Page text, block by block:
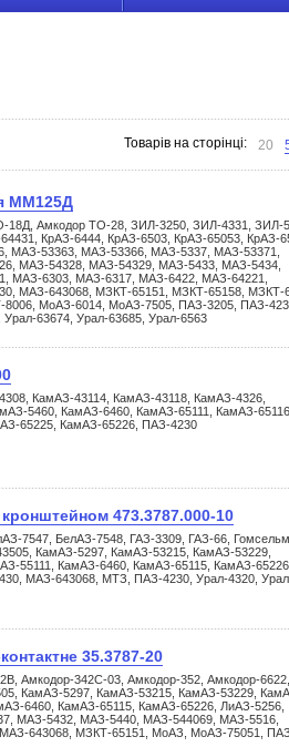
Товарів на сторінці: 20
ММ125Д
18Д, Амкодор ТО-28, ЗИЛ-3250, ЗИЛ-4331, ЗИЛ-
КрАЗ-6444, КрАЗ-6503, КрАЗ-65053, КрАЗ-
МАЗ-53363, МАЗ-53366, МАЗ-5337, МАЗ-53371,
МАЗ-54328, МАЗ-54329, МАЗ-5433, МАЗ-5434,
МАЗ-6303, МАЗ-6317, МАЗ-6422, МАЗ-64221,
МАЗ-643068, МЗКТ-65151, МЗКТ-65158, МЗКТ-
МоАЗ-6014, МоАЗ-7505, ПАЗ-3205, ПАЗ-
63674, Урал-63685, Урал-6563
КамАЗ-43114, КамАЗ-43118, КамАЗ-4326,
5460, КамАЗ-6460, КамАЗ-65111, КамАЗ-65116,
65225, КамАЗ-65226, ПАЗ-4230
кронштейном 473.3787.000-10
7547, БелАЗ-7548, ГАЗ-3309, ГАЗ-66,
КамАЗ-5297, КамАЗ-53215, КамАЗ-53229,
55111, КамАЗ-6460, КамАЗ-65115, КамАЗ-65226,
МАЗ-643068, МТЗ, ПАЗ-4230, Урал-4320,
35.3787-20
Амкодор-342С-03, Амкодор-352, Амкодор-6622,
КамАЗ-5297, КамАЗ-53215, КамАЗ-53229,
6460, КамАЗ-65115, КамАЗ-65226, ЛиАЗ-5256,
МАЗ-5432, МАЗ-5440, МАЗ-544069, МАЗ-5516,
643068, МЗКТ-65151, МоАЗ, МоАЗ-75051,